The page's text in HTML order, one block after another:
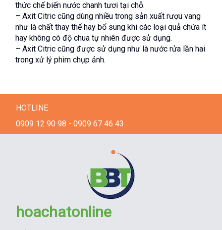
thức chế biến nước chanh tươi tại chỗ.
– Axit Citric cũng dùng nhiều trong sản xuất rượu vang
như là chất thay thế hay bổ sung khi các loại quả chứa ít
hay không có độ chua tự nhiên được sử dụng.
– Axit Citric cũng được sử dụng như là nước rửa lần hai
trong xử lý phim chụp ảnh.
HOTLINE
0909 12 90 98 - 0909 67 46 43
hoachatonline